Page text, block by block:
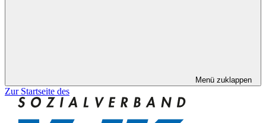
Menü zuklappen
Zur Startseite des